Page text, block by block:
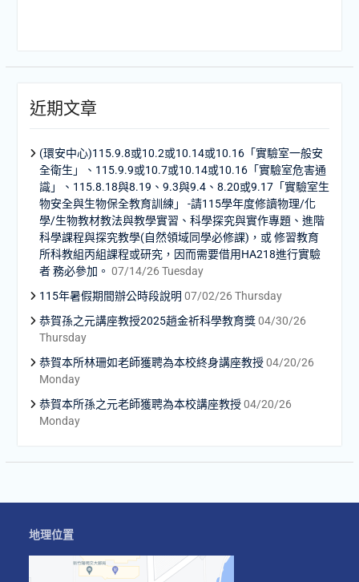
近期文章
(環安中心)115.9.8或10.2或10.14或10.16「實驗室一般安
全衛生」、115.9.9或10.7或10.14或10.16「實驗室危害通
識」、115.8.18與8.19、9.3與9.4、8.20或9.17「實驗室生
物安全與生物保全教育訓練」 -請115學年度修讀物理/化
學/生物教材教法與教學實習、科學探究與實作專題、進階
科學課程與探究教學(自然領域同學必修課)，或 修習教育
所科教組丙組課程或研究，因而需要借用HA218進行實驗
者 務必參加。 07/14/26 Tuesday
115年暑假期間辦公時段說明 07/02/26 Thursday
恭賀孫之元講座教授2025趙金祈科學教育獎 04/30/26
Thursday
恭賀本所林珊如老師獲聘為本校終身講座教授 04/20/26
Monday
恭賀本所孫之元老師獲聘為本校講座教授 04/20/26
Monday
地理位置